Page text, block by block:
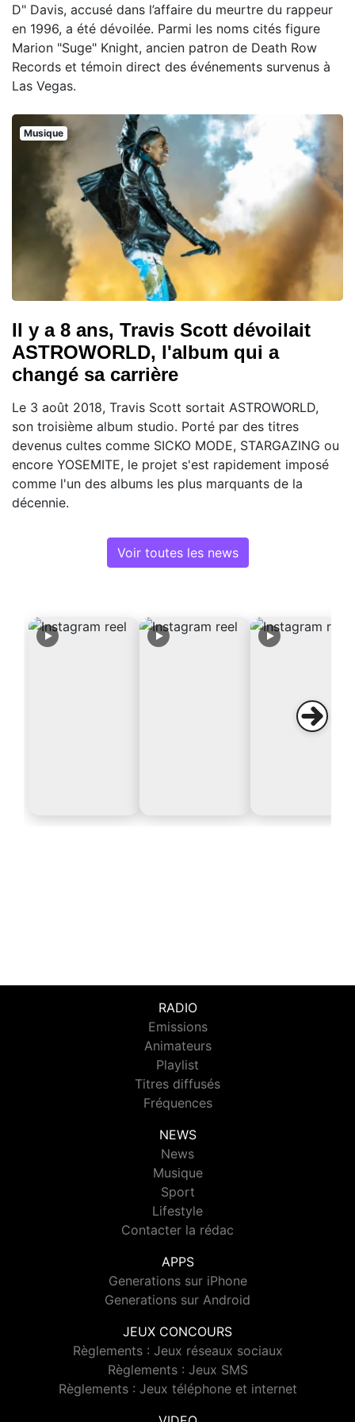
D" Davis, accusé dans l’affaire du meurtre du rappeur
en 1996, a été dévoilée. Parmi les noms cités figure
Marion "Suge" Knight, ancien patron de Death Row
Records et témoin direct des événements survenus à
Las Vegas.
Musique
Il y a 8 ans, Travis Scott dévoilait
ASTROWORLD, l'album qui a
changé sa carrière
Le 3 août 2018, Travis Scott sortait ASTROWORLD,
son troisième album studio. Porté par des titres
devenus cultes comme SICKO MODE, STARGAZING ou
encore YOSEMITE, le projet s'est rapidement imposé
comme l'un des albums les plus marquants de la
décennie.
Voir toutes les news
RADIO
Emissions
Animateurs
Playlist
Titres diffusés
Fréquences
NEWS
News
Musique
Sport
Lifestyle
Contacter la rédac
APPS
Generations sur iPhone
Generations sur Android
JEUX CONCOURS
Règlements : Jeux réseaux sociaux
Règlements : Jeux SMS
Règlements : Jeux téléphone et internet